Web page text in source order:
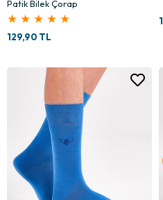
Patik Bilek Çorap
★ ★ ★ ★ ★
129,90 TL